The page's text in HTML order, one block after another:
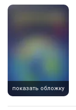
показать обложку